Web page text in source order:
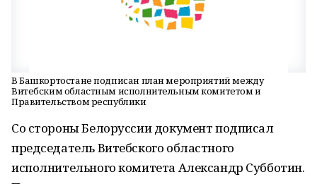
В Башкортостане подписан план мероприятий между
Витебским областным исполнительным комитетом и
Правительством республики
Со стороны Белоруссии документ подписал
председатель Витебского областного
исполнительного комитета Александр Субботин.